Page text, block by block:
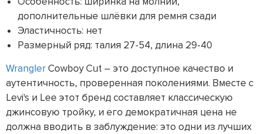
дополнительные шлёвки для ремня сзади
Эластичность: нет
Размерный ряд: талия 27-54, длина 29-40
WranglerCowboy Cut – это доступное качество и
аутентичность, проверенная поколениями. Вместе с
Levi's и Lee этот бренд составляет классическую
джинсовую тройку, и его демократичная цена не
должна вводить в заблуждение: это одни из лучших